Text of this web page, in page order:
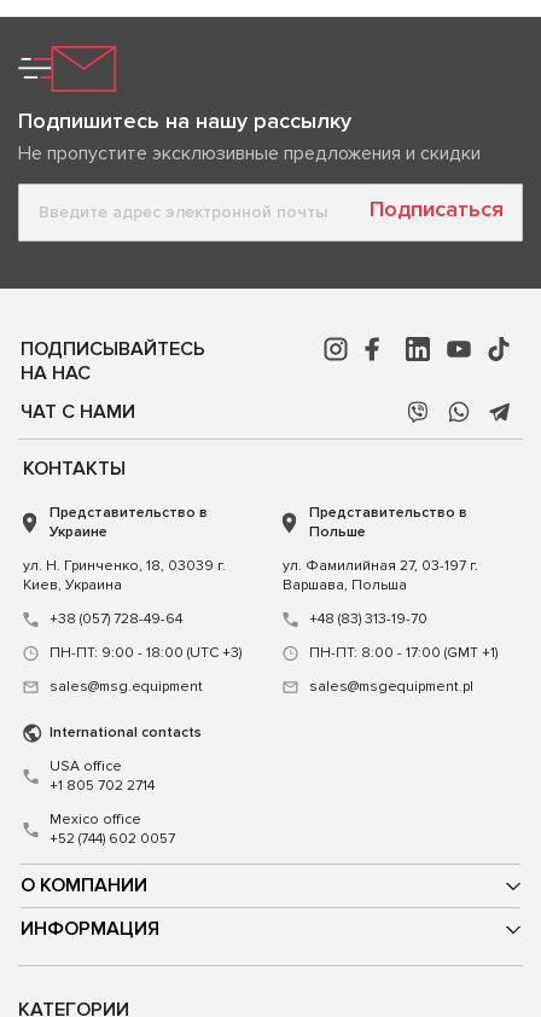
Подпишитесь на нашу рассылку
Не пропустите эксклюзивные предложения и скидки
Подписаться
ПОДПИСЫВАЙТЕСЬ
НА НАС
ЧАТ С НАМИ
О КОМПАНИИ
ИНФОРМАЦИЯ
КОНТАКТЫ
Представительство в
Украине
ул. Н. Гринченко, 18, 03039 г.
Киев, Украина
+38 (057) 728-49-64
ПН-ПТ: 9:00 - 18:00 (UTC +3)
sales@msg.equipment
Представительство в
Польше
ул. Фамилийная 27, 03-197 г.
Варшава, Польша
+48 (83) 313-19-70
ПН-ПТ: 8:00 - 17:00 (GMT +1)
sales@msgequipment.pl
International contacts
USA office
+1 805 702 2714
Mexico office
+52 (744) 602 0057
КАТЕГОРИИ